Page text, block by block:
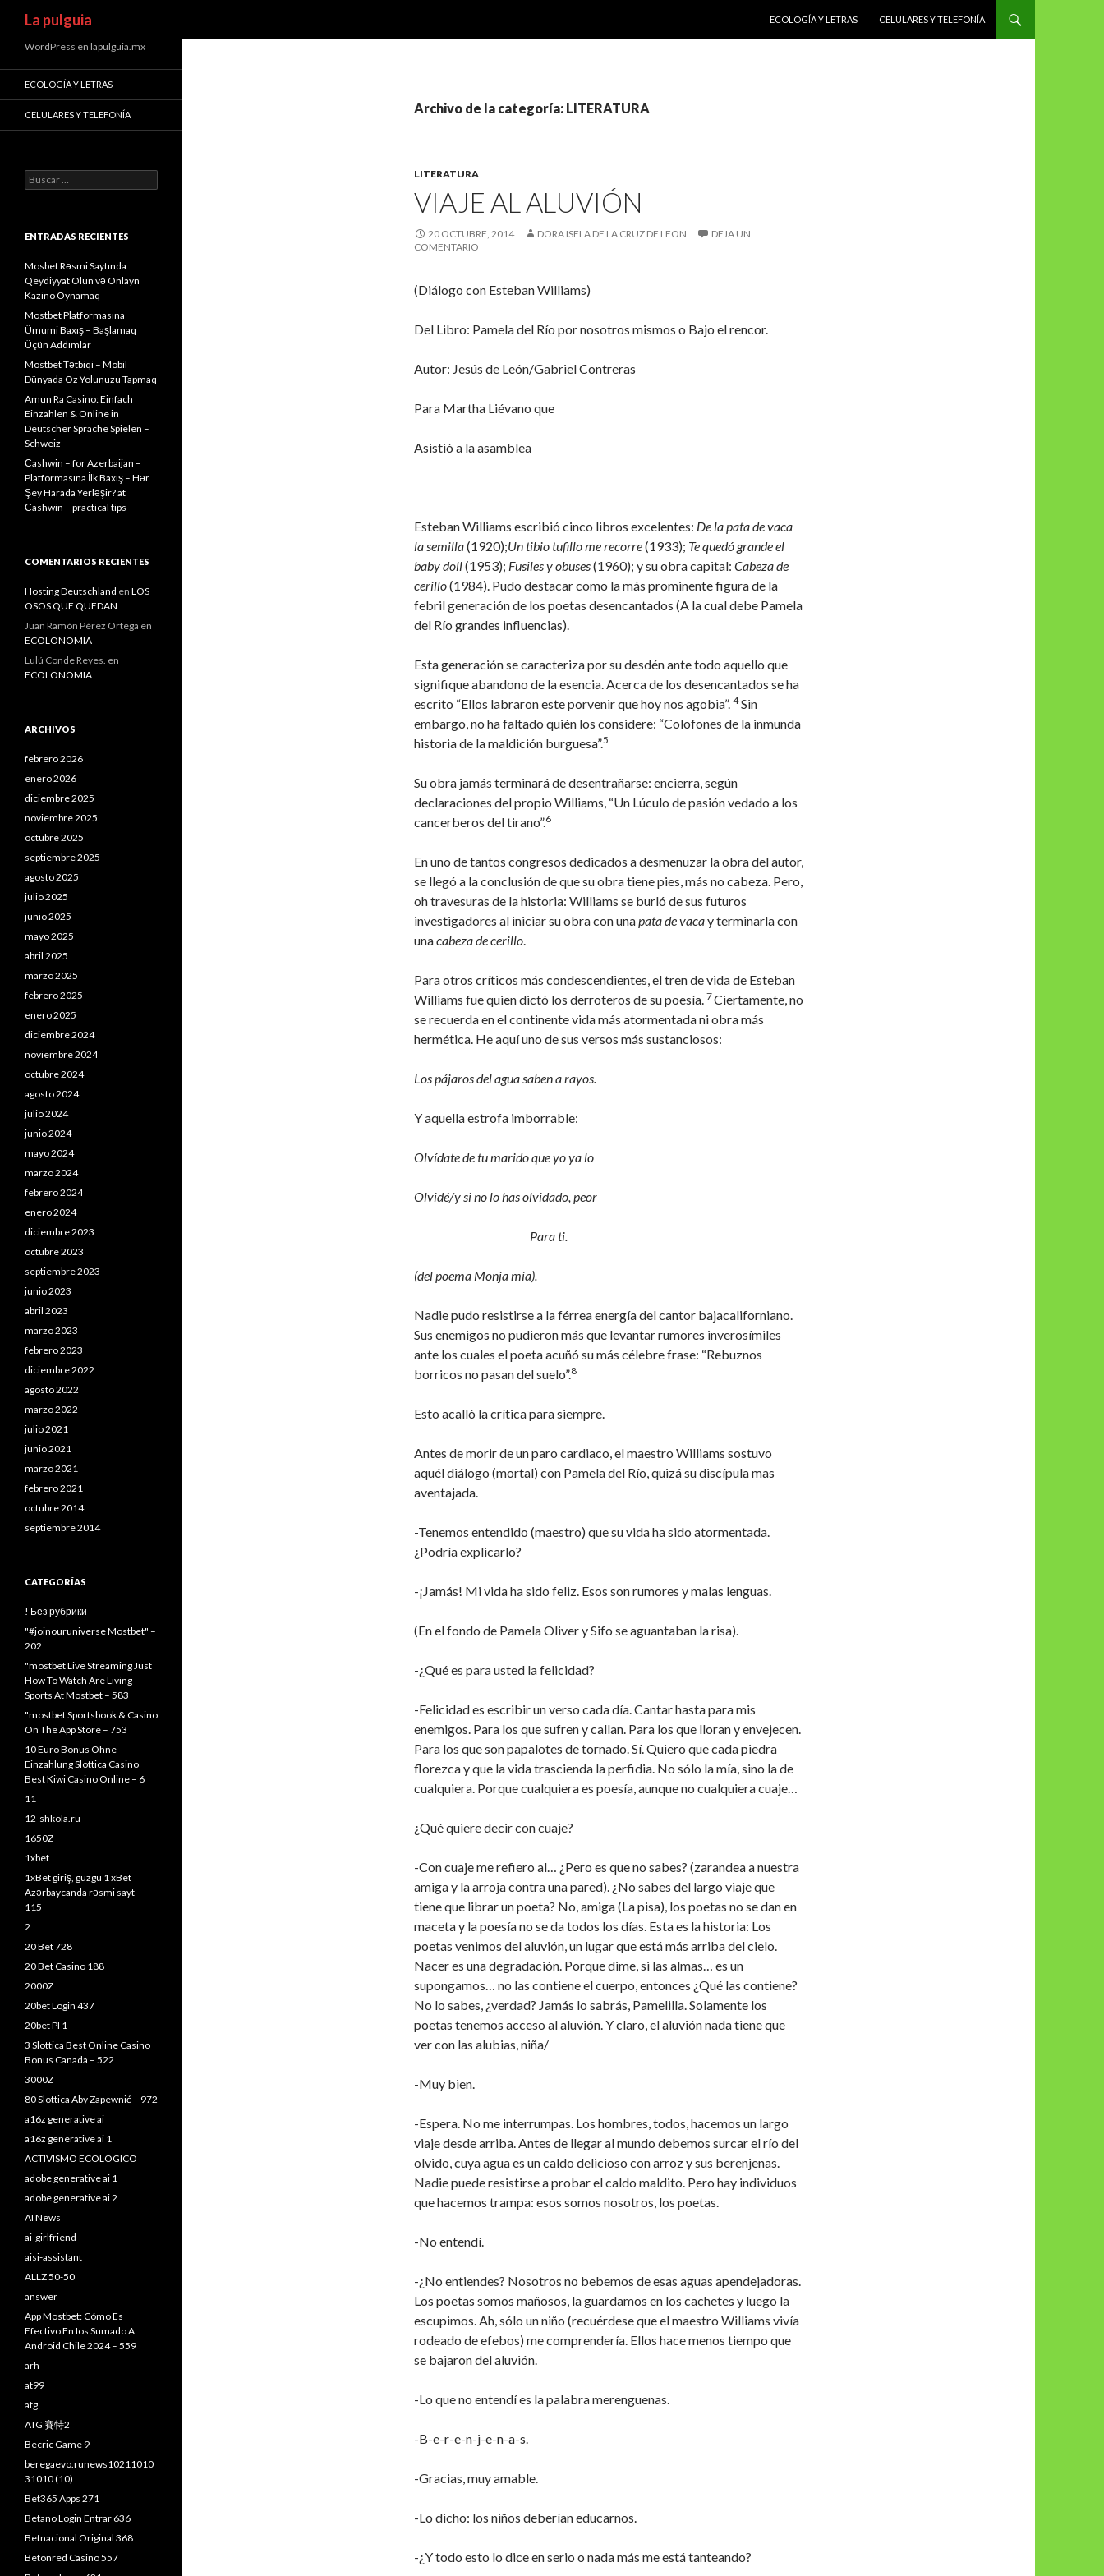
La pulguia
ECOLOGÍA Y LETRAS
CELULARES Y TELEFONÍA
Archivo de la categoría: LITERATURA
LITERATURA
VIAJE AL ALUVIÓN
20 OCTUBRE, 2014 DORA ISELA DE LA CRUZ DE LEON
DEJA UN
COMENTARIO
(Diálogo con Esteban Williams)
Del Libro: Pamela del Río por nosotros mismos o Bajo el rencor.
Autor: Jesús de León/Gabriel Contreras
Para Martha Liévano que
Asistió a la asamblea
Esteban Williams escribió cinco libros excelentes: De la pata de vaca
la semilla(1920);Un tibio tufillo me recorre(1933); Te quedó grande el
baby doll(1953); Fusiles y obuses(1960); y su obra capital: Cabeza de
cerillo(1984). Pudo destacar como la más prominente figura de la
febril generación de los poetas desencantados (A la cual debe Pamela
del Río grandes influencias).
Esta generación se caracteriza por su desdén ante todo aquello que
signifique abandono de la esencia. Acerca de los desencantados se ha
escrito “Ellos labraron este porvenir que hoy nos agobia”. 4Sin
embargo, no ha faltado quién los considere: “Colofones de la inmunda
historia de la maldición burguesa”.5
Su obra jamás terminará de desentrañarse: encierra, según
declaraciones del propio Williams, “Un Lúculo de pasión vedado a los
cancerberos del tirano”.6
En uno de tantos congresos dedicados a desmenuzar la obra del autor,
se llegó a la conclusión de que su obra tiene pies, más no cabeza. Pero,
oh travesuras de la historia: Williams se burló de sus futuros
investigadores al iniciar su obra con unapata de vacay terminarla con
unacabeza de cerillo.
Para otros críticos más condescendientes, el tren de vida de Esteban
Williams fue quien dictó los derroteros de su poesía. 7Ciertamente, no
se recuerda en el continente vida más atormentada ni obra más
hermética. He aquí uno de sus versos más sustanciosos:
Los pájaros del agua saben a rayos.
Y aquella estrofa imborrable:
Olvídate de tu marido que yo ya lo
Olvidé/y si no lo has olvidado, peor
Para ti.
(del poema Monja mía).
Nadie pudo resistirse a la férrea energía del cantor bajacaliforniano.
Sus enemigos no pudieron más que levantar rumores inverosímiles
ante los cuales el poeta acuñó su más célebre frase: “Rebuznos
borricos no pasan del suelo”.8
Esto acalló la crítica para siempre.
Antes de morir de un paro cardiaco, el maestro Williams sostuvo
aquél diálogo (mortal) con Pamela del Río, quizá su discípula mas
aventajada.
-Tenemos entendido (maestro) que su vida ha sido atormentada.
¿Podría explicarlo?
-¡Jamás! Mi vida ha sido feliz. Esos son rumores y malas lenguas.
(En el fondo de Pamela Oliver y Sifo se aguantaban la risa).
-¿Qué es para usted la felicidad?
-Felicidad es escribir un verso cada día. Cantar hasta para mis
enemigos. Para los que sufren y callan. Para los que lloran y envejecen.
Para los que son papalotes de tornado. Sí. Quiero que cada piedra
florezca y que la vida trascienda la perfidia. No sólo la mía, sino la de
cualquiera. Porque cualquiera es poesía, aunque no cualquiera cuaje…
¿Qué quiere decir con cuaje?
-Con cuaje me refiero al… ¿Pero es que no sabes? (zarandea a nuestra
amiga y la arroja contra una pared). ¿No sabes del largo viaje que
tiene que librar un poeta? No, amiga (La pisa), los poetas no se dan en
maceta y la poesía no se da todos los días. Esta es la historia: Los
poetas venimos del aluvión, un lugar que está más arriba del cielo.
Nacer es una degradación. Porque dime, si las almas… es un
supongamos… no las contiene el cuerpo, entonces ¿Qué las contiene?
No lo sabes, ¿verdad? Jamás lo sabrás, Pamelilla. Solamente los
poetas tenemos acceso al aluvión. Y claro, el aluvión nada tiene que
ver con las alubias, niña/
-Muy bien.
-Espera. No me interrumpas. Los hombres, todos, hacemos un largo
viaje desde arriba. Antes de llegar al mundo debemos surcar el río del
olvido, cuya agua es un caldo delicioso con arroz y sus berenjenas.
Nadie puede resistirse a probar el caldo maldito. Pero hay individuos
que hacemos trampa: esos somos nosotros, los poetas.
-No entendí.
-¿No entiendes? Nosotros no bebemos de esas aguas apendejadoras.
Los poetas somos mañosos, la guardamos en los cachetes y luego la
escupimos. Ah, sólo un niño (recuérdese que el maestro Williams vivía
rodeado de efebos) me comprendería. Ellos hace menos tiempo que
se bajaron del aluvión.
-Lo que no entendí es la palabra merenguenas.
-B-e-r-e-n-j-e-n-a-s.
-Gracias, muy amable.
-Lo dicho: los niños deberían educarnos.
-¿Y todo esto lo dice en serio o nada más me está tanteando?
WordPress en lapulguia.mx
ECOLOGÍA Y LETRAS
CELULARES Y TELEFONÍA
Buscar:
ENTRADAS RECIENTES
Mosbet Rəsmi Saytında
Qeydiyyat Olun və Onlayn
Kazino Oynamaq
Mostbet Platformasına
Ümumi Baxış – Başlamaq
Üçün Addımlar
Mostbet Tətbiqi – Mobil
Dünyada Öz Yolunuzu Tapmaq
Amun Ra Casino: Einfach
Einzahlen & Online in
Deutscher Sprache Spielen –
Schweiz
Сashwin – for Azerbaijan –
Platformasına İlk Baxış – Hər
Şey Harada Yerləşir? at
Сashwin – practical tips
COMENTARIOS RECIENTES
Hosting Deutschland en LOS
OSOS QUE QUEDAN
Juan Ramón Pérez Ortega en
ECOLONOMIA
Lulú Conde Reyes. en
ECOLONOMIA
ARCHIVOS
febrero 2026
enero 2026
diciembre 2025
noviembre 2025
octubre 2025
septiembre 2025
agosto 2025
julio 2025
junio 2025
mayo 2025
abril 2025
marzo 2025
febrero 2025
enero 2025
diciembre 2024
noviembre 2024
octubre 2024
agosto 2024
julio 2024
junio 2024
mayo 2024
marzo 2024
febrero 2024
enero 2024
diciembre 2023
octubre 2023
septiembre 2023
junio 2023
abril 2023
marzo 2023
febrero 2023
diciembre 2022
agosto 2022
marzo 2022
julio 2021
junio 2021
marzo 2021
febrero 2021
octubre 2014
septiembre 2014
CATEGORÍAS
! Без рубрики
"#joinouruniverse Mostbet" –
202
"mostbet Live Streaming Just
How To Watch Are Living
Sports At Mostbet – 583
"‎mostbet Sportsbook & Casino
On The App Store – 753
10 Euro Bonus Ohne
Einzahlung Slottica Casino
Best Kiwi Casino Online – 6
11
12-shkola.ru
1650Z
1xbet
1xBet giriş, güzgü 1 xBet
Azərbaycanda rəsmi sayt –
115
2
20 Bet 728
20 Bet Casino 188
2000Z
20bet Login 437
20bet Pl 1
3 Slottica Best Online Casino
Bonus Canada – 522
3000Z
80 Slottica Aby Zapewnić – 972
a16z generative ai
a16z generative ai 1
ACTIVISMO ECOLOGICO
adobe generative ai 1
adobe generative ai 2
AI News
ai-girlfriend
aisi-assistant
ALLZ 50-50
answer
App Mostbet: Cómo Es
Efectivo En Ios Sumado A
Android Chile 2024 – 559
arh
at99
atg
ATG 賽特2
Becric Game 9
beregaevo.runews10211010
31010 (10)
Bet365 Apps 271
Betano Login Entrar 636
Betnacional Original 368
Betonred Casino 557